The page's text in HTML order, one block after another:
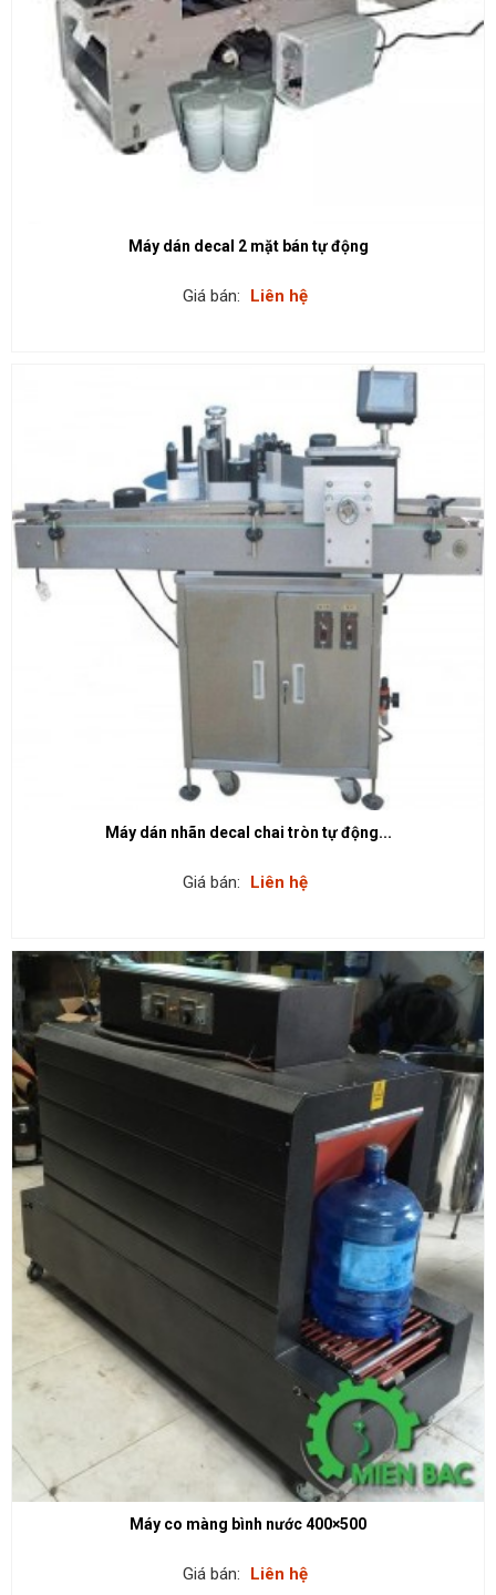
Máy dán decal 2 mặt bán tự động
Giá bán: Liên hệ
Máy dán nhãn decal chai tròn tự động...
Giá bán: Liên hệ
Máy co màng bình nước 400×500
Giá bán: Liên hệ